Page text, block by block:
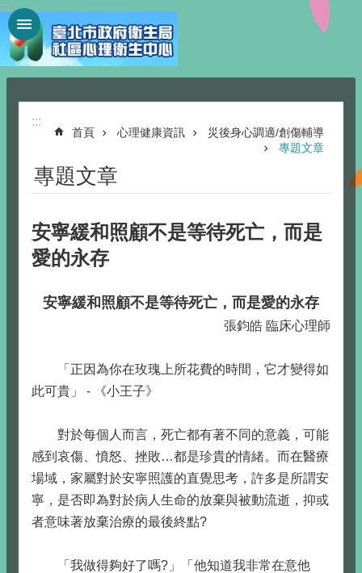
跳到主要內容區塊
:::
:::
首頁 心理健康資訊
災後身心調適/創傷輔導
專題文章
專題文章
安寧緩和照顧不是等待死亡，而是
愛的永存
安寧緩和照顧不是等待死亡，而是愛的永存
張鈞皓 臨床心理師
「正因為你在玫瑰上所花費的時間，它才變得如
此可貴」 - 《小王子》
對於每個人而言，死亡都有著不同的意義，可能
感到哀傷、憤怒、挫敗…都是珍貴的情緒。而在醫療
場域，家屬對於安寧照護的直覺思考，許多是所謂安
寧，是否即為對於病人生命的放棄與被動流逝，抑或
者意味著放棄治療的最後終點?
「我做得夠好了嗎?」「他知道我非常在意他